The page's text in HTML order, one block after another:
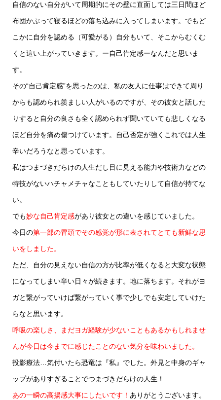
自信のない自分がいて周期的にその壁に直面しては三日間ほど
布団かぶって寝るほどの落ち込みに入ってしまいます。でもど
こかに自分を認める（可愛がる）自分もいて、そこからむくむ
くと這い上がっていきます。ー自己肯定感ーなんだと思いま
す。
その“自己肯定感”を思ったのは、私の友人に仕事はできて周り
からも認められ羨ましい人がいるのですが、その彼女と話した
りすると自分の良さも全く認められず聞いていても悲しくなる
ほど自分を痛め傷つけています。自己否定が強くこれでは人生
辛いだろうなと思っています。
私はつまづきだらけの人生だし目に見える能力や技術力などの
特技がないハチャメチャなこともしていたりして自信が持てな
い。
でも妙な自己肯定感があり彼女との違いを感じていました。
今日の第一部の冒頭でその感覚が形に表されてとても新鮮な思
いをしました。
ただ、自分の見えない自信の方が比率が低くなると大変な状態
になってしまい辛い日々が続きます。地に落ちます。それがヨ
ガと繋がっていけば繋がっていく事で少しでも安定していけた
らなと思います。
呼吸の楽しさ、まだヨガ経験が少ないこともあるかもしれませ
んが今日は今までに感じたことのない気分を味わいました。
投影療法…気付いたら恐竜は『私』でした。外見と中身のギャ
ップがありすぎることでつまづきだらけの人生！
あの一瞬の高揚感大事にしたいです！ ありがとうございます。